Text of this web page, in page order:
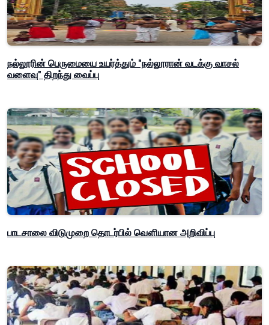
நல்லூரின் பெருமையை உயர்த்தும் "நல்லூரான் வடக்கு வாசல்
வளைவு" திறந்து வைப்பு
பாடசாலை விடுமுறை தொடர்பில் வௌியான அறிவிப்பு